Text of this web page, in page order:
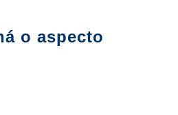
o aspecto